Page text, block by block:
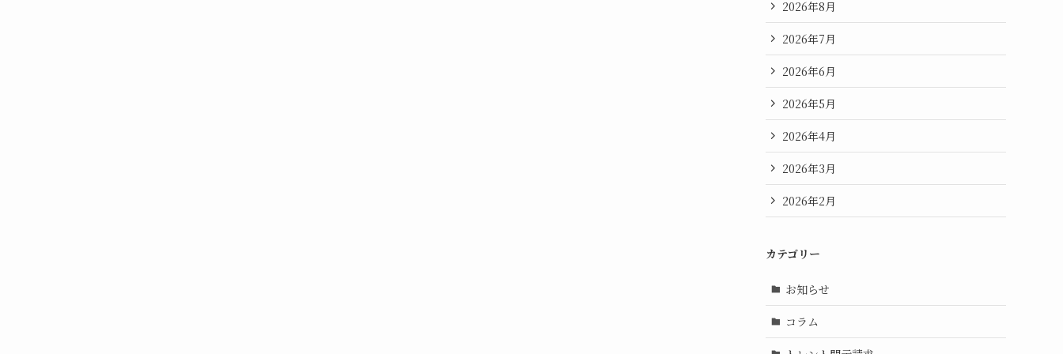
2026年8月
2026年7月
2026年6月
2026年5月
2026年4月
2026年3月
2026年2月
カテゴリー
お知らせ
コラム